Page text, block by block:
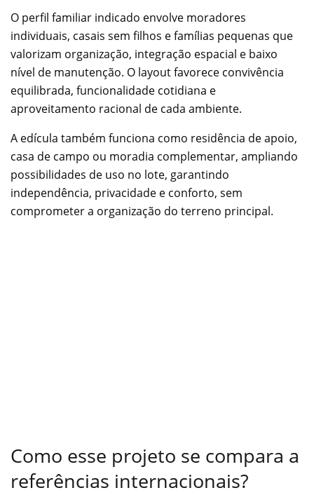
O perfil familiar indicado envolve moradores
individuais, casais sem filhos e famílias pequenas que
valorizam organização, integração espacial e baixo
nível de manutenção. O layout favorece convivência
equilibrada, funcionalidade cotidiana e
aproveitamento racional de cada ambiente.
A edícula também funciona como residência de apoio,
casa de campo ou moradia complementar, ampliando
possibilidades de uso no lote, garantindo
independência, privacidade e conforto, sem
comprometer a organização do terreno principal.
Como esse projeto se compara a
referências internacionais?